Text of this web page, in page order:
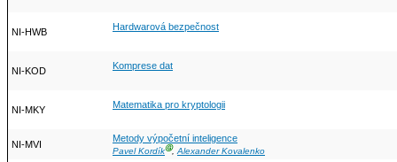
NI-HWB Hardwarová bezpečnost
NI-KOD Komprese dat
NI-MKY Matematika pro kryptologii
NI-MVI
Metody výpočetní inteligence
Pavel KordíkⒼ,Alexander Kovalenko